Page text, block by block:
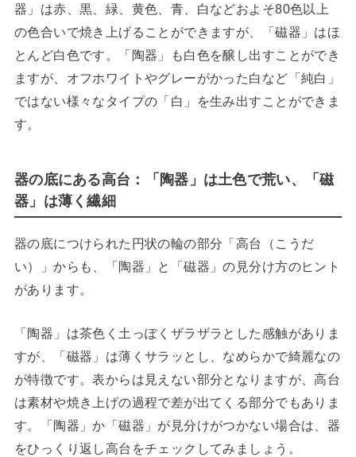
器」は赤、黒、緑、黄色、青、白などおよそ80色以上
の色合いで焼き上げることができますが、「磁器」はほ
とんど白色です。「陶器」も白色を醸し出すことができ
ますが、オフホワイトやグレーがかった白など「純白」
ではない様々なタイプの「白」を生み出すことができま
す。
器の底にある高台：
「陶器」は土色で荒い、「磁
器」は薄く繊細
器の底につけられた円状の輪の部分「高台（こうだ
い）」からも、「陶器」と「磁器」の見分け方のヒント
があります。
「陶器」は茶色く土っぽくザラザラとした感触がありま
すが、「磁器」は薄くサラッとし、なめらかで綺麗なの
が特徴です。表からは見えない部分となりますが、高台
は素材や焼き上げの過程で差が出てくる部分でもありま
す。「陶器」か「磁器」が見分けがつかない場合は、器
をひっくり返し高台をチェックしてみましょう。